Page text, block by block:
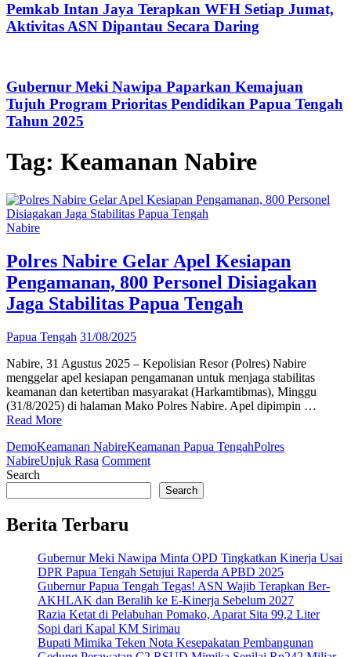
Pemkab Intan Jaya Terapkan WFH Setiap Jumat,
Aktivitas ASN Dipantau Secara Daring
Gubernur Meki Nawipa Paparkan Kemajuan
Tujuh Program Prioritas Pendidikan Papua Tengah
Tahun 2025
Tag: Keamanan Nabire
Nabire
Polres Nabire Gelar Apel Kesiapan
Pengamanan, 800 Personel Disiagakan
Jaga Stabilitas Papua Tengah
Papua Tengah 31/08/2025
Nabire, 31 Agustus 2025 – Kepolisian Resor (Polres) Nabire
menggelar apel kesiapan pengamanan untuk menjaga stabilitas
keamanan dan ketertiban masyarakat (Harkamtibmas), Minggu
(31/8/2025) di halaman Mako Polres Nabire. Apel dipimpin …
Read More
DemoKeamanan NabireKeamanan Papua TengahPolres
NabireUnjuk Rasa Commenton
Nabire
Gelar
800
Personel
Disiagakan
Jaga
Stabilitas
Papua
Tengah
Search
Search
Berita Terbaru
Gubernur Meki Nawipa Minta OPD Tingkatkan Kinerja Usai
DPR Papua Tengah Setujui Raperda APBD 2025
Gubernur Papua Tengah Tegas! ASN Wajib Terapkan Ber-
AKHLAK dan Beralih ke E-Kinerja Sebelum 2027
Razia Ketat di Pelabuhan Pomako, Aparat Sita 99,2 Liter
Sopi dari Kapal KM Sirimau
Bupati Mimika Teken Nota Kesepakatan Pembangunan